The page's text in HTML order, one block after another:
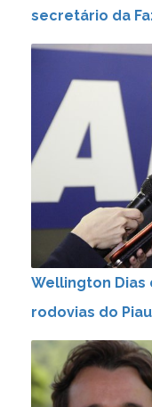
secretário da
Wellington Dias
rodovias do